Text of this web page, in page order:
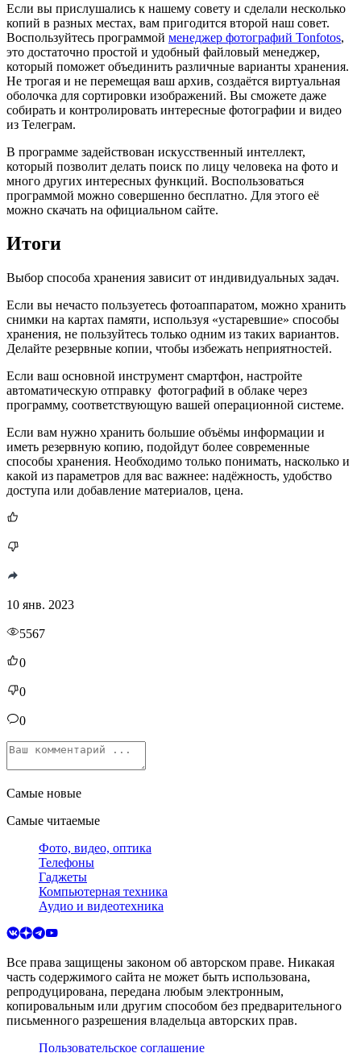
Если вы прислушались к нашему совету и сделали несколько
копий в разных местах, вам пригодится второй наш совет.
Воспользуйтесь программой менеджер фотографий Tonfotos,
это достаточно простой и удобный файловый менеджер,
который поможет объединить различные варианты хранения.
Не трогая и не перемещая ваш архив, создаётся виртуальная
оболочка для сортировки изображений. Вы сможете даже
собирать и контролировать интересные фотографии и видео
из Телеграм.
В программе задействован искусственный интеллект,
который позволит делать поиск по лицу человека на фото и
много других интересных функций. Воспользоваться
программой можно совершенно бесплатно. Для этого её
можно скачать на официальном сайте.
Итоги
Выбор способа хранения зависит от индивидуальных задач.
Если вы нечасто пользуетесь фотоаппаратом, можно хранить
снимки на картах памяти, используя «устаревшие» способы
хранения, не пользуйтесь только одним из таких вариантов.
Делайте резервные копии, чтобы избежать неприятностей.
Если ваш основной инструмент смартфон, настройте
автоматическую отправку фотографий в облаке через
программу, соответствующую вашей операционной системе.
Если вам нужно хранить большие объёмы информации и
иметь резервную копию, подойдут более современные
способы хранения. Необходимо только понимать, насколько и
какой из параметров для вас важнее: надёжность, удобство
доступа или добавление материалов, цена.
10 янв. 2023
5567
0
0
0
Самые новые
Самые читаемые
Фото, видео, оптика
Телефоны
Гаджеты
Компьютерная техника
Аудио и видеотехника
Все права защищены законом об авторском праве. Никакая
часть содержимого сайта не может быть использована,
репродуцирована, передана любым электронным,
копировальным или другим способом без предварительного
письменного разрешения владельца авторских прав.
Пользовательское соглашение